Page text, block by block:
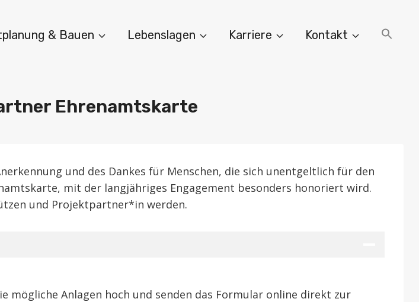
& Bauen Lebenslagen Karriere Kontakt
Ehrenamtskarte
und des Dankes für Menschen, die sich unentgeltlich für den
mit der langjähriges Engagement besonders honoriert wird.
und Projektpartner*in werden.
mögliche Anlagen hoch und senden das Formular online direkt zur